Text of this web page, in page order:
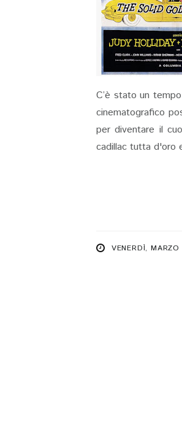
C’è stato un
cinematografico
per diventare il
cadillac tutta d'oro
VENERDÌ,